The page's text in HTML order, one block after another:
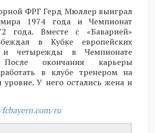
ФРГ Герд Мюллер выиграл
1974 года и Чемпионат
года. Вместе с «Баварией»
в Кубке европейских
и четырежды в Чемпионате
окончания карьеры
в клубе тренером на
У него остались жена и
ru